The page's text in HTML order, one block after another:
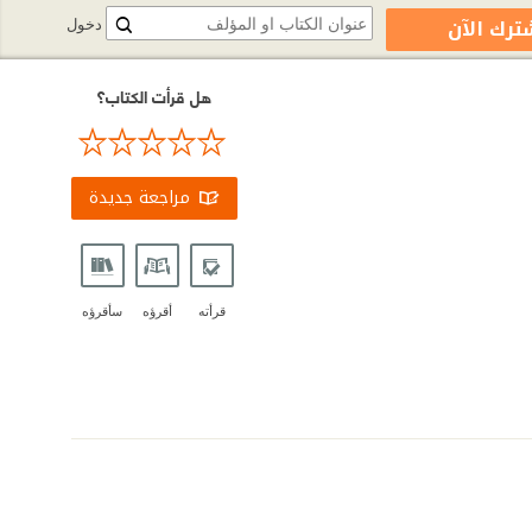
هل قرأت الكتاب؟
مراجعة جديدة
قرأته أقرؤه سأقرؤه
دخول الآن